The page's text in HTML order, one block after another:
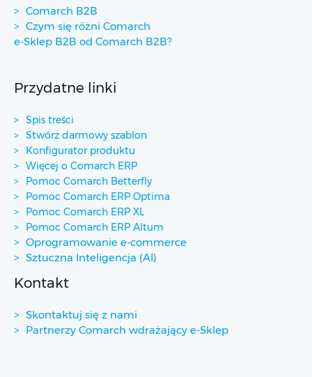
Comarch B2B
Czym się różni Comarch
e-Sklep B2B od Comarch B2B?
Przydatne linki
Spis treści
Stwórz darmowy szablon
Konfigurator produktu
Więcej o Comarch ERP
Pomoc Comarch Betterfly
Pomoc Comarch ERP Optima
Pomoc Comarch ERP XL
Pomoc Comarch ERP Altum
Oprogramowanie e-commerce
Sztuczna Inteligencja (AI)
Kontakt
Skontaktuj się z nami
Partnerzy Comarch wdrażający e-Sklep